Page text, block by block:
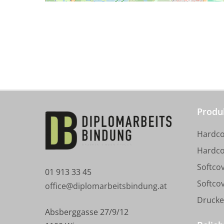
01 913 33 45
office@diplomarbeitsbindung.at
Absberggasse 27/9/12
Drucke